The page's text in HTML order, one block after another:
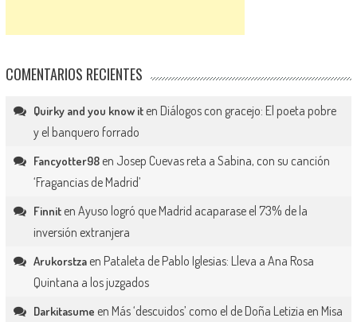
COMENTARIOS RECIENTES
Quirky and you know iten Diálogos con gracejo: El poeta pobre
y el banquero forrado
Fancyotter98en Josep Cuevas reta a Sabina, con su canción
‘Fragancias de Madrid’
Finniten Ayuso logró que Madrid acaparase el 73% de la
inversión extranjera
Arukorstzaen Pataleta de Pablo Iglesias: Lleva a Ana Rosa
Quintana a los juzgados
Darkitasume en Más ‘descuidos’ como el de Doña Letizia en Misa